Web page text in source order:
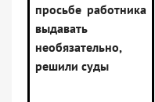
просьбе работника
выдавать
необязательно,
решили суды